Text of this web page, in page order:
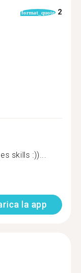
format_quote 2
skills :))...
la app